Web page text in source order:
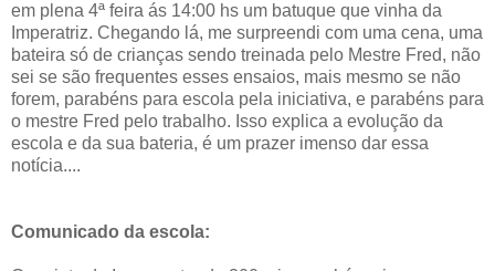
em plena 4ª feira ás 14:00 hs um batuque que vinha da
Imperatriz. Chegando lá, me surpreendi com uma cena, uma
bateira só de crianças sendo treinada pelo Mestre Fred, não
sei se são frequentes esses ensaios, mais mesmo se não
forem, parabéns para escola pela iniciativa, e parabéns para
o mestre Fred pelo trabalho. Isso explica a evolução da
escola e da sua bateria, é um prazer imenso dar essa
notícia....
Comunicado da escola: